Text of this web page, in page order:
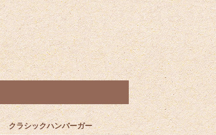
クラシックハンバーガー